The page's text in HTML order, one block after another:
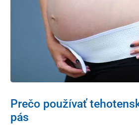
Prečo používať
pás